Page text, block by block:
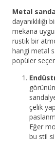
Metal
mekana
rustik bir
hangi metal
popüler
çelik
Eğer
bu stil